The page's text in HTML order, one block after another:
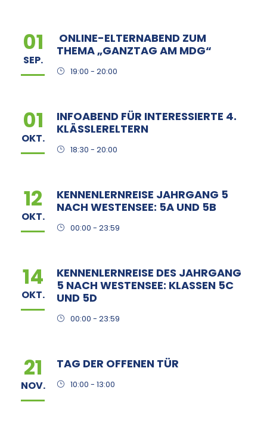
01
SEP.
ONLINE-ELTERNABEND ZUM
THEMA „GANZTAG AM MDG“
19:00 - 20:00
01
OKT.
INFOABEND FÜR INTERESSIERTE 4.
KLÄSSLERELTERN
18:30 - 20:00
12
OKT.
KENNENLERNREISE JAHRGANG 5
NACH WESTENSEE: 5A UND 5B
00:00 - 23:59
14
OKT.
KENNENLERNREISE DES JAHRGANG
5 NACH WESTENSEE: KLASSEN 5C
UND 5D
00:00 - 23:59
21
NOV.
TAG DER OFFENEN TÜR
10:00 - 13:00